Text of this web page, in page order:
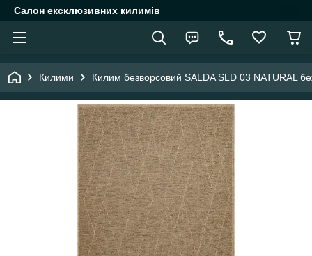
Салон ексклюзивних килимів
Килими Килим безворсовий SALDA SLD 03 NATURAL